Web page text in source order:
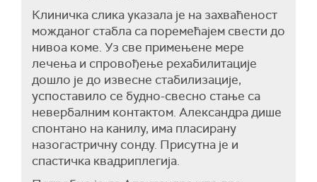
Клиничка слика указала је на захваћеност
можданог стабла са поремећајем свести до
нивоа коме. Уз све примењене мере
лечења и спровођење рехабилитације
дошло је до извесне стабилизације,
успоставило се будно-свесно стање са
невербалним контактом. Александра дише
спонтано на канилу, има пласирану
назогастричну сонду. Присутна је и
спастичка квадриплегија.